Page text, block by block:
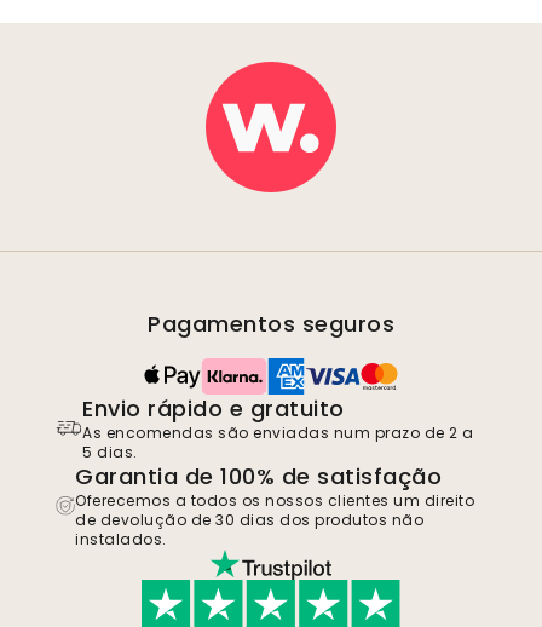
Pagamentos seguros
Envio rápido e gratuito
As encomendas são enviadas num prazo de 2 a
5 dias.
Garantia de 100% de satisfação
Oferecemos a todos os nossos clientes um direito
de devolução de 30 dias dos produtos não
instalados.